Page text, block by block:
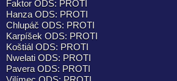
Faktor ODS: PROTI
Hanza ODS: PROTI
Chlupáč ODS: PROTI
Karpíšek ODS: PROTI
Koštiál ODS: PROTI
Nwelati ODS: PROTI
Pavera ODS: PROTI